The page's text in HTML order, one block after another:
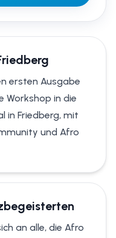
ersten Ausgabe
Workshop in die
in Friedberg, mit
und Afro
an alle, die Afro